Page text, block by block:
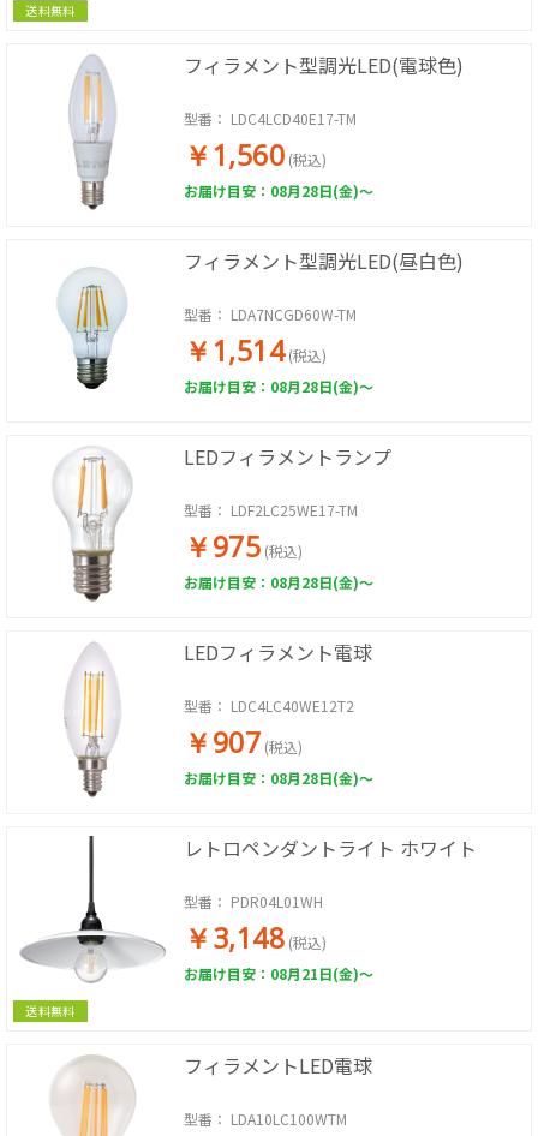
送料無料
フィラメント型調光LED(電球色)
型番： LDC4LCD40E17-TM
￥1,560 (税込)
お届け目安：08月28日(金)～
フィラメント型調光LED(昼白色)
型番： LDA7NCGD60W-TM
￥1,514 (税込)
お届け目安：08月28日(金)～
LEDフィラメントランプ
型番： LDF2LC25WE17-TM
￥975 (税込)
お届け目安：08月28日(金)～
LEDフィラメント電球
型番： LDC4LC40WE12T2
￥907 (税込)
お届け目安：08月28日(金)～
送料無料
レトロペンダントライト ホワイト
型番： PDR04L01WH
￥3,148 (税込)
お届け目安：08月21日(金)～
フィラメントLED電球
型番： LDA10LC100WTM